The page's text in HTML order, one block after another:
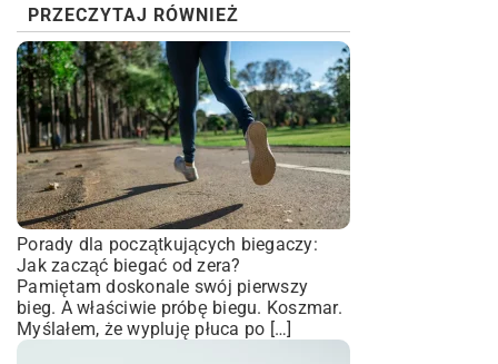
PRZECZYTAJ RÓWNIEŻ
Porady dla początkujących biegaczy:
Jak zacząć biegać od zera?
Pamiętam doskonale swój pierwszy
bieg. A właściwie próbę biegu. Koszmar.
Myślałem, że wypluję płuca po […]